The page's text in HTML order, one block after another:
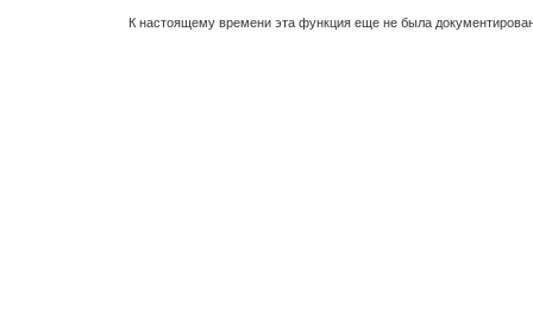
К настоящему времени эта функция еще не была